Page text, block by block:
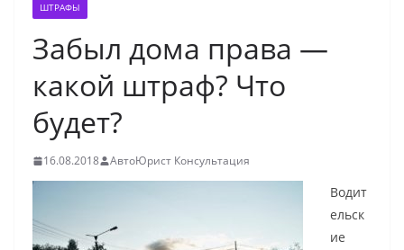
ШТРАФЫ
Забыл дома права —
какой штраф? Что
будет?
16.08.2018 АвтоЮрист Консультация
Водит
ельск
ие